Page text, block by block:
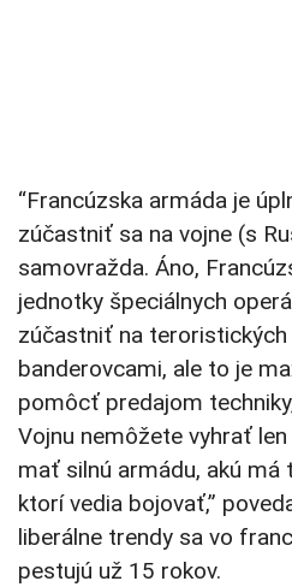
“Francúzska armáda je
zúčastniť sa na vojne (s
samovražda. Áno,
jednotky špeciálnych
zúčastniť na teroristických
banderovcami, ale to je
pomôcť predajom
Vojnu nemôžete vyhrať
mať silnú armádu, akú má
ktorí vedia bojovať,”
liberálne trendy sa vo
pestujú už 15 rokov.